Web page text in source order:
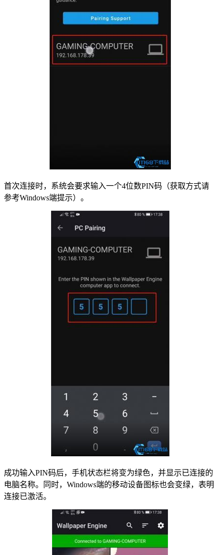
首次连接时，系统会要求输入一个4位数PIN码（获取方式请
参考Windows端提示）。
成功输入PIN码后，手机状态栏将变为绿色，并显示已连接的
电脑名称。同时，Windows端的移动设备图标也会变绿，表明
连接已激活。